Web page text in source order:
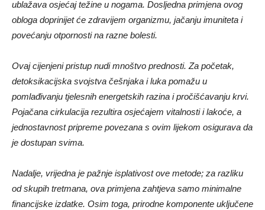
ublažava osjećaj težine u nogama. Dosljedna primjena ovog
obloga doprinijet će zdravijem organizmu, jačanju imuniteta i
povećanju otpornosti na razne bolesti.
Ovaj cijenjeni pristup nudi mnoštvo prednosti. Za početak,
detoksikacijska svojstva češnjaka i luka pomažu u
pomlađivanju tjelesnih energetskih razina i pročišćavanju krvi.
Pojačana cirkulacija rezultira osjećajem vitalnosti i lakoće, a
jednostavnost pripreme povezana s ovim lijekom osigurava da
je dostupan svima.
Nadalje, vrijedna je pažnje isplativost ove metode; za razliku
od skupih tretmana, ova primjena zahtjeva samo minimalne
financijske izdatke. Osim toga, prirodne komponente uključene